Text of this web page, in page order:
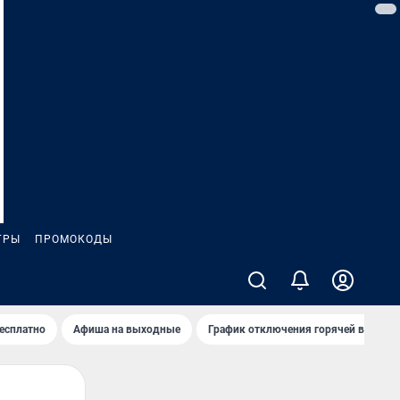
ПРОМОКОДЫ
Афиша на выходные График отключения горячей воды в